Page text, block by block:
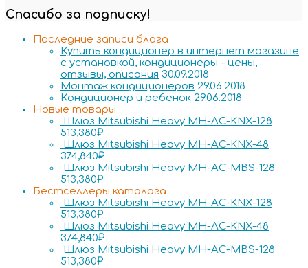
Спасибо за подписку!
Последние записи блога
Купить кондиционер в интернет магазине
с установкой, кондиционеры – цены,
отзывы, описания 30.09.2018
Монтаж кондиционеров 29.06.2018
Кондиционер и ребенок 29.06.2018
Новые товары
Шлюз Mitsubishi Heavy MH-AC-KNX-128
513,380₽
Шлюз Mitsubishi Heavy MH-AC-KNX-48
374,840₽
Шлюз Mitsubishi Heavy MH-AC-MBS-128
513,380₽
Бестселлеры каталога
Шлюз Mitsubishi Heavy MH-AC-KNX-128
513,380₽
Шлюз Mitsubishi Heavy MH-AC-KNX-48
374,840₽
Шлюз Mitsubishi Heavy MH-AC-MBS-128
513,380₽